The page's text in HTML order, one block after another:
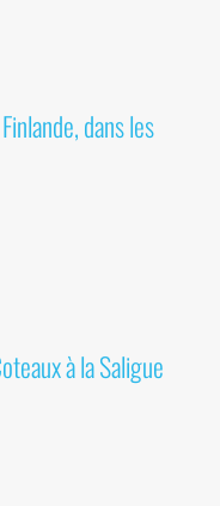
dans les
à la Saligue